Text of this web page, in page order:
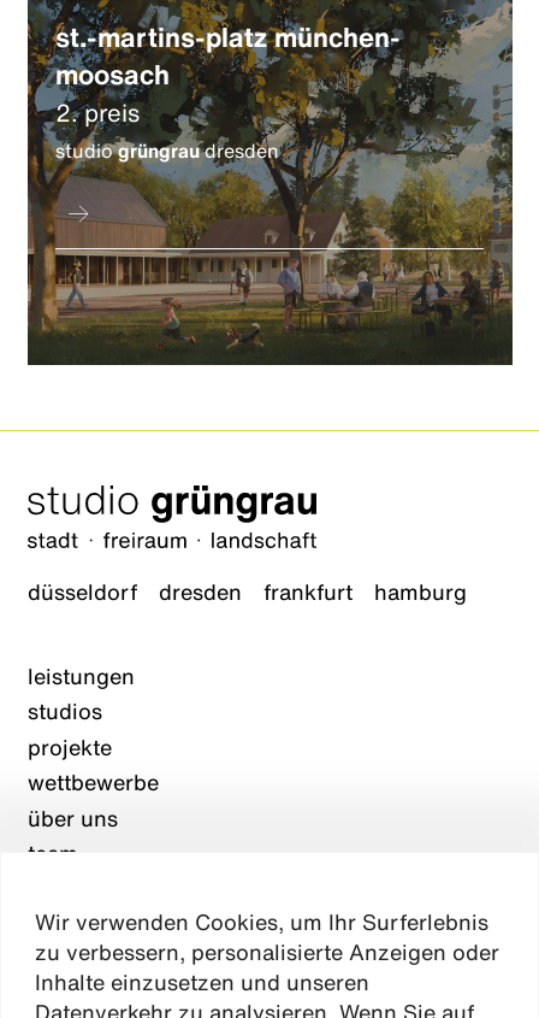
Wir verwenden Cookies, um Ihr Surferlebnis
zu verbessern, personalisierte Anzeigen oder
Inhalte einzusetzen und unseren
st.-martins-platz münchen-
moosach
2. preis
studiogrüngraudresden
düsseldorf dresden frankfurt hamburg
leistungen
studios
projekte
wettbewerbe
über uns
team
aktuelles
kontakt